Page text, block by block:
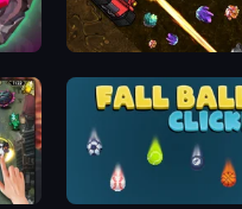
Cosmic Miners
Fall Ball Clicker